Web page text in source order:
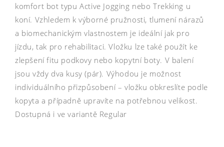
komfort bot typu Active Jogging nebo Trekking u
koní. Vzhledem k výborné pružnosti, tlumení nárazů
a biomechanickým vlastnostem je ideální jak pro
jízdu, tak pro rehabilitaci. Vložku lze také použít ke
zlepšení fitu podkovy nebo kopytní boty. V balení
jsou vždy dva kusy (pár). Výhodou je možnost
individuálního přizpůsobení – vložku obkreslíte podle
kopyta a případně upravíte na potřebnou velikost.
Dostupná i ve variantě Regular